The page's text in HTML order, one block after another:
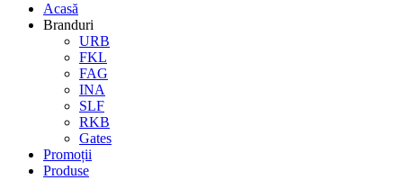
Acasă
Branduri
URB
FKL
FAG
INA
SLF
RKB
Gates
Promoții
Produse